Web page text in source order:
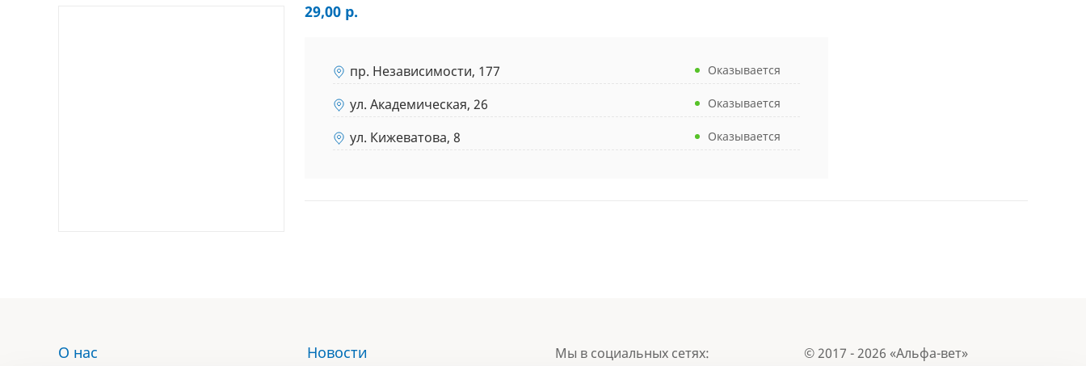
29,00 р.
пр. Независимости, 177 Оказывается
ул. Академическая, 26 Оказывается
ул. Кижеватова, 8 Оказывается
О нас Новости Мы в социальных сетях: © 2017 - 2026 «Альфа-вет»